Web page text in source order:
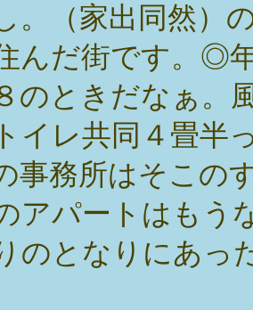
。（家出同然）
んだ街です。◎
のときだなぁ。
イレ共同４畳半
事務所はそこの
アパートはもう
のとなりにあっ